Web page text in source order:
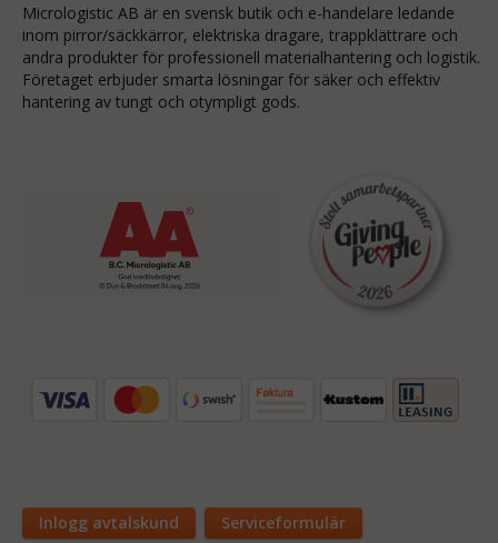
Micrologistic AB är en svensk butik och e-handelare ledande
inom pirror/säckkärror, elektriska dragare, trappklättrare och
andra produkter för professionell materialhantering och logistik.
Företaget erbjuder smarta lösningar för säker och effektiv
hantering av tungt och otympligt gods.
Inlogg avtalskund Serviceformulär